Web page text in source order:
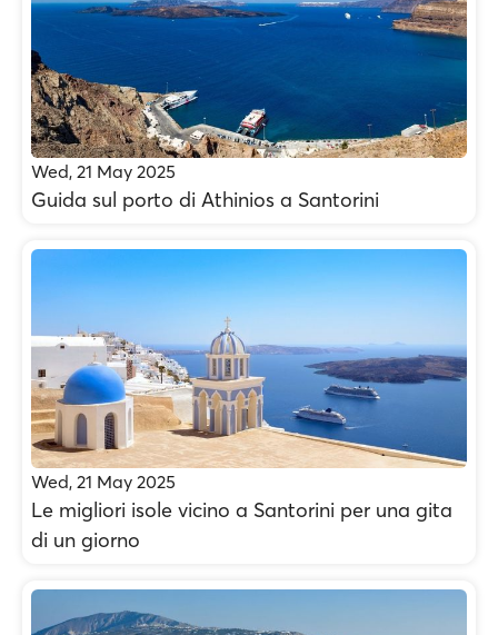
Wed, 21 May 2025
Guida sul porto di Athinios a Santorini
Wed, 21 May 2025
Le migliori isole vicino a Santorini per una gita
di un giorno